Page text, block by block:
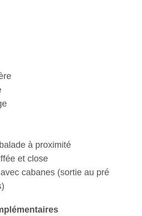
à proximité
et close
cabanes (sortie au pré